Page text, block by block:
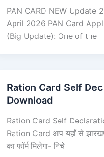
PAN CARD NEW Update
April 2026 PAN Card
(Big Update): One of the
Ration Card Self
Download
Ration Card Self
Ration Card आप यहाँ से
का फॉर्म मिलेगा- निचे